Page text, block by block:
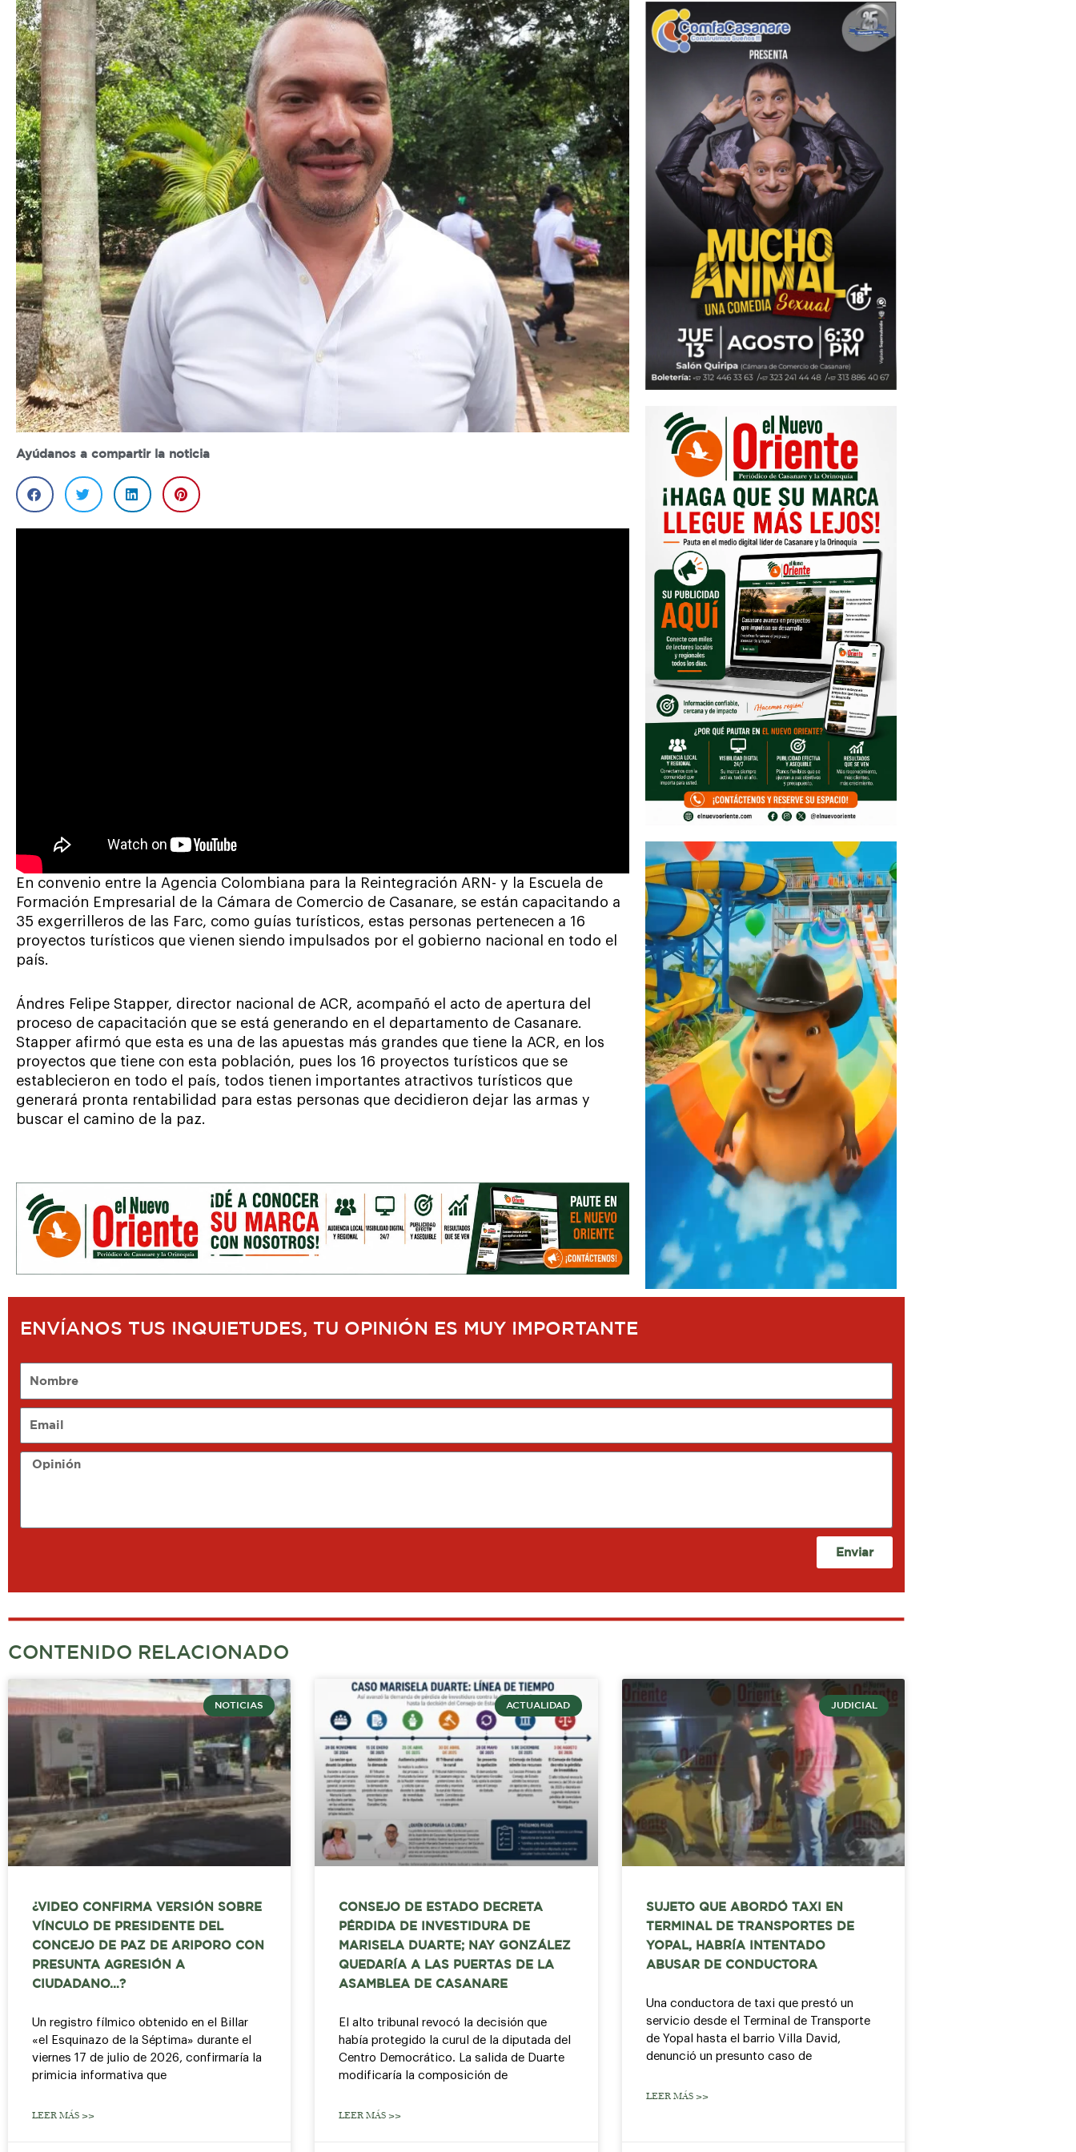
Ayúdanos a compartir la noticia
En convenio entre la Agencia Colombiana para la Reintegración ARN- y la Escuela de
Formación Empresarial de la Cámara de Comercio de Casanare, se están capacitando a
35 exgerrilleros de las Farc, como guías turísticos, estas personas pertenecen a 16
proyectos turísticos que vienen siendo impulsados por el gobierno nacional en todo el
país.
Ándres Felipe Stapper, director nacional de ACR, acompañó el acto de apertura del
proceso de capacitación que se está generando en el departamento de Casanare.
Stapper afirmó que esta es una de las apuestas más grandes que tiene la ACR, en los
proyectos que tiene con esta población, pues los 16 proyectos turísticos que se
establecieron en todo el país, todos tienen importantes atractivos turísticos que
generará pronta rentabilidad para estas personas que decidieron dejar las armas y
buscar el camino de la paz.
ENVÍANOS TUS INQUIETUDES, TU OPINIÓN ES MUY IMPORTANTE
Opinión
Enviar
CONTENIDO RELACIONADO
NOTICIAS
¿VIDEO CONFIRMA VERSIÓN SOBRE
VÍNCULO DE PRESIDENTE DEL
CONCEJO DE PAZ DE ARIPORO CON
PRESUNTA AGRESIÓN A
CIUDADANO…?
Un registro fílmico obtenido en el Billar
«el Esquinazo de la Séptima» durante el
viernes 17 de julio de 2026, confirmaría la
primicia informativa que
LEER MÁS >>
ACTUALIDAD
CONSEJO DE ESTADO DECRETA
PÉRDIDA DE INVESTIDURA DE
MARISELA DUARTE; NAY GONZÁLEZ
QUEDARÍA A LAS PUERTAS DE LA
ASAMBLEA DE CASANARE
El alto tribunal revocó la decisión que
había protegido la curul de la diputada del
Centro Democrático. La salida de Duarte
modificaría la composición de
LEER MÁS >>
JUDICIAL
SUJETO QUE ABORDÓ TAXI EN
TERMINAL DE TRANSPORTES DE
YOPAL, HABRÍA INTENTADO
ABUSAR DE CONDUCTORA
Una conductora de taxi que prestó un
servicio desde el Terminal de Transporte
de Yopal hasta el barrio Villa David,
denunció un presunto caso de
LEER MÁS >>